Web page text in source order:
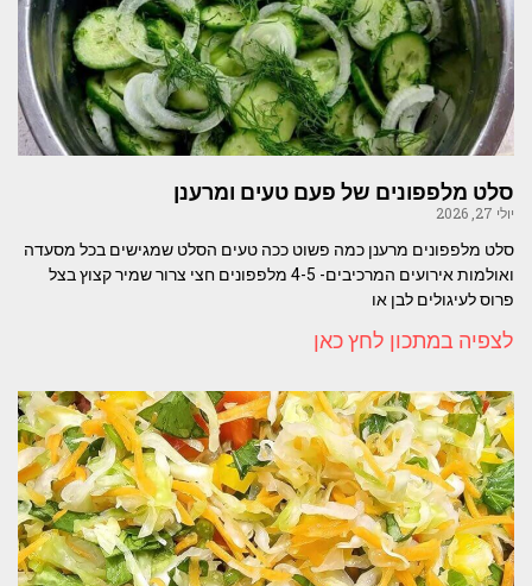
סלט מלפפונים של פעם טעים ומרענן
יולי 27, 2026
סלט מלפפונים מרענן כמה פשוט ככה טעים הסלט שמגישים בכל מסעדה
ואולמות אירועים המרכיבים- 4-5 מלפפונים חצי צרור שמיר קצוץ בצל
פרוס לעיגולים לבן או
לצפיה במתכון לחץ כאן